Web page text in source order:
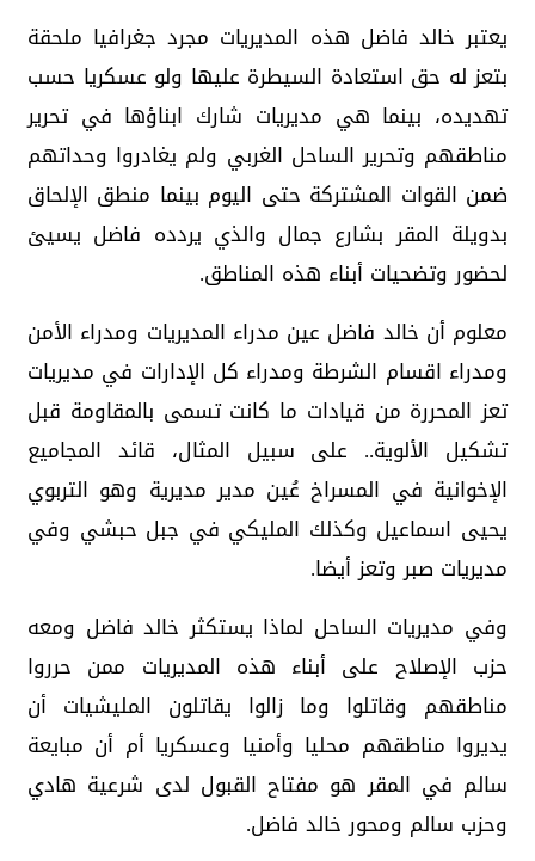
يعتبر خالد فاضل هذه المديريات مجرد جغرافيا ملحقة
بتعز له حق استعادة السيطرة عليها ولو عسكريا حسب
تهديده، بينما هي مديريات شارك ابناؤها في تحرير
مناطقهم وتحرير الساحل الغربي ولم يغادروا وحداتهم
ضمن القوات المشتركة حتى اليوم بينما منطق الإلحاق
بدويلة المقر بشارع جمال والذي يردده فاضل يسيئ
لحضور وتضحيات أبناء هذه المناطق.
معلوم أن خالد فاضل عين مدراء المديريات ومدراء الأمن
ومدراء اقسام الشرطة ومدراء كل الإدارات في مديريات
تعز المحررة من قيادات ما كانت تسمى بالمقاومة قبل
تشكيل الألوية.. على سبيل المثال، قائد المجاميع
الإخوانية في المسراخ عُين مدير مديرية وهو التربوي
يحيى اسماعيل وكذلك المليكي في جبل حبشي وفي
مديريات صبر وتعز أيضا.
وفي مديريات الساحل لماذا يستكثر خالد فاضل ومعه
حزب الإصلاح على أبناء هذه المديريات ممن حرروا
مناطقهم وقاتلوا وما زالوا يقاتلون المليشيات أن
يديروا مناطقهم محليا وأمنيا وعسكريا أم أن مبايعة
سالم في المقر هو مفتاح القبول لدى شرعية هادي
وحزب سالم ومحور خالد فاضل.